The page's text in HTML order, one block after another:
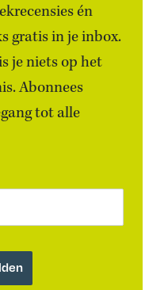
én
gratis in je inbox.
je niets op het
Abonnees
tot alle